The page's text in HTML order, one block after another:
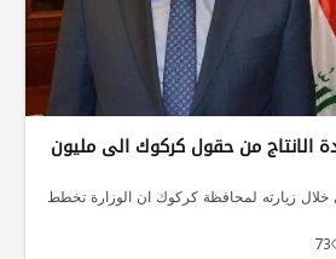
الانتاج من حقول كركوك الى مليون
خلال زيارته لمحافظة كركوك ان الوزارة تخطط
73